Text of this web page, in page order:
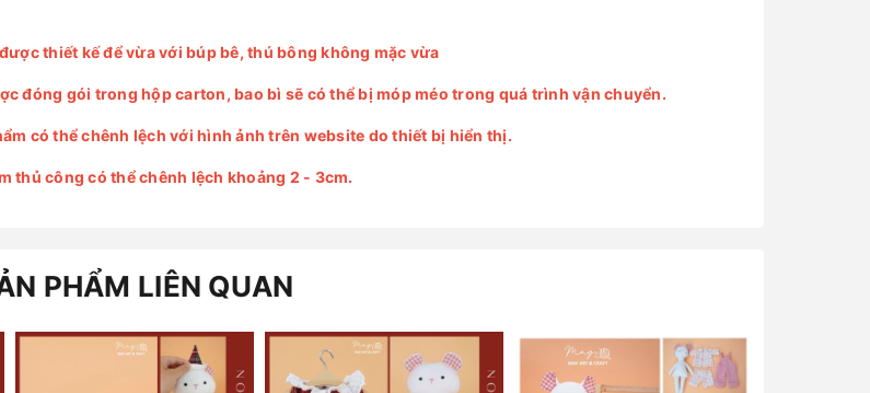
thiết kế để vừa với búp bê, thú bông không mặc vừa
đóng gói trong hộp carton, bao bì sẽ có thể bị móp méo trong quá trình vận chuyển.
có thể chênh lệch với hình ảnh trên website do thiết bị hiển thị.
thủ công có thể chênh lệch khoảng 2 - 3cm.
PHẨM LIÊN QUAN